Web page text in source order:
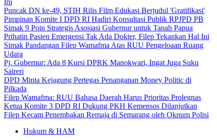
Ini
Puncak DN ke-49, STIH Rilis Film Edukasi Berjudul 'Gratifikasi'
Pimpinan Komite I DPD RI Hadiri Konsultasi Publik RPJPD PB
Simak 9 Poin Strategis Asosiasi Gubernur untuk Tanah Papua
Prihatin Pasien Emergensi Tak Ada Dokter, Filep Tekankan Hal Ini
Simak Pandangan Filep Wamafma Atas RUU Pengeloaan Ruang
Udara
Pj. Gubernur: Ada 8 Kursi DPRK Manokwari, Ingat Juga Suku
Saireri
DPD Minta Kejagung Pertegas Penanganan Money Politic di
Pilkada
Filep Wamafma: RUU Bahasa Daerah Harus Prioritas Prolegnas
Ketua Komite 3 DPD RI Dukung PKH Kemensos Dilanjutkan
Filep Kecam Penembakan Remaja di Semarang oleh Oknum Polisi
Hukum & HAM